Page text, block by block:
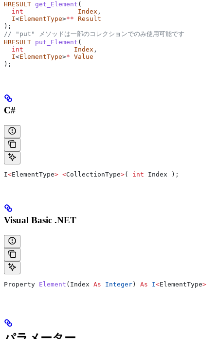
HRESULT get_Element (
  int
              Index
,
  I
<ElementType>** Result
);
// "put" メソッドは一部のコレクションでのみ使用可能です
HRESULT put_Element (
  int
             Index
,
  I
<ElementType>* Value
);
C#
I<ElementType> <CollectionType>( int Index );
Visual Basic .NET
Property Element ( Index As Integer ) As I<ElementType>